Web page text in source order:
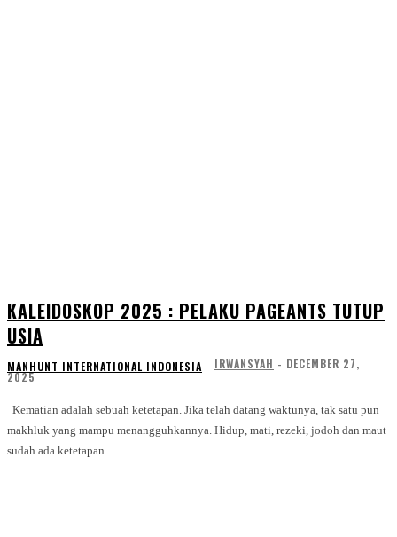
KALEIDOSKOP 2025 : PELAKU PAGEANTS TUTUP
USIA
MANHUNT INTERNATIONAL INDONESIA IRWANSYAH - DECEMBER 27,
2025
makhluk yang mampu menangguhkannya. Hidup, mati, rezeki, jodoh dan maut
sudah ada ketetapan...